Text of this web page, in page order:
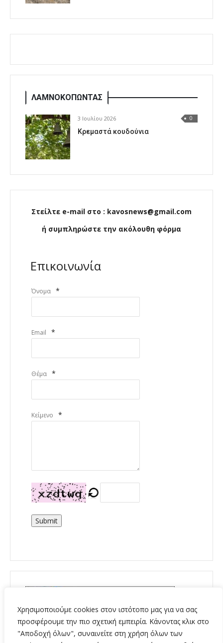
Χρησιμοποιούμε cookies στον ιστότοπο μας για να σας
προσφέρουμε την πιο σχετική εμπειρία. Κάνοντας κλικ στο
"Αποδοχή όλων", συναινείτε στη χρήση όλων των
ΛΑΜΝΟΚΟΠΩΝΤΑΣ
3 Ιουλίου 2026 0
Κρεμαστά κουδούνια
Στείλτε e-mail στο : kavosnews@gmail.com
ή συμπληρώστε την ακόλουθη φόρμα
Επικοινωνία
Όνομα *
Email *
Θέμα *
Κείμενο *
Submit